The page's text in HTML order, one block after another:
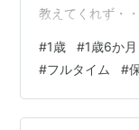
教えてくれず・
ければ ずっと気
いって恐ろしい
嫌も普通だった
り、今日から食
#1歳 #1歳6か月
#フルタイム #